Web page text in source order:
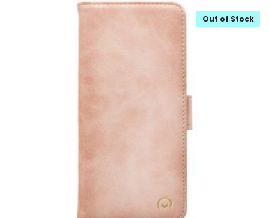
Out of Stock